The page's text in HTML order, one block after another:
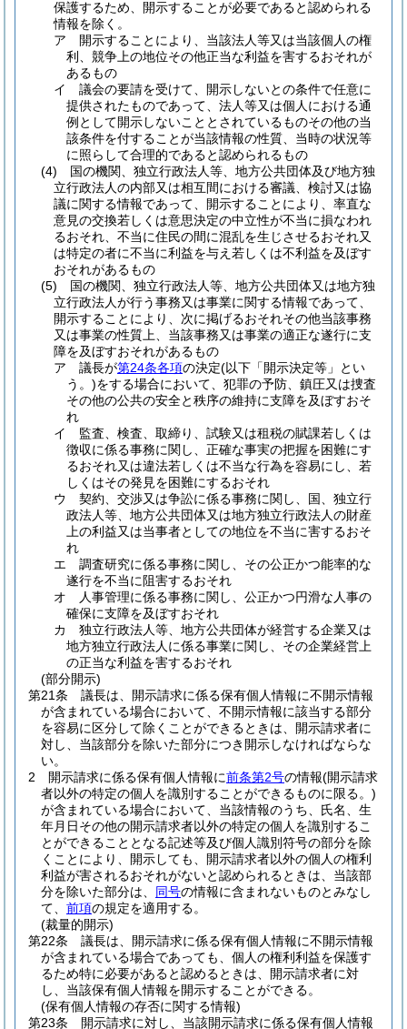
保護するため、開示することが必要であると認められる
情報を除く。
ア
開示することにより、当該法人等又は当該個人の権
利、競争上の地位その他正当な利益を害するおそれが
あるもの
イ
議会の要請を受けて、開示しないとの条件で任意に
提供されたものであって、法人等又は個人における通
例として開示しないこととされているものその他の当
該条件を付することが当該情報の性質、当時の状況等
に照らして合理的であると認められるもの
(4)
国の機関、独立行政法人等、地方公共団体及び地方独
立行政法人の内部又は相互間における審議、検討又は協
議に関する情報であって、開示することにより、率直な
意見の交換若しくは意思決定の中立性が不当に損なわれ
るおそれ、不当に住民の間に混乱を生じさせるおそれ又
は特定の者に不当に利益を与え若しくは不利益を及ぼす
おそれがあるもの
(5)
国の機関、独立行政法人等、地方公共団体又は地方独
立行政法人が行う事務又は事業に関する情報であって、
開示することにより、次に掲げるおそれその他当該事務
又は事業の性質上、当該事務又は事業の適正な遂行に支
障を及ぼすおそれがあるもの
ア
議長が第24条各項の決定(以下「開示決定等」とい
う。)をする場合において、犯罪の予防、鎮圧又は捜査
その他の公共の安全と秩序の維持に支障を及ぼすおそ
れ
イ
監査、検査、取締り、試験又は租税の賦課若しくは
徴収に係る事務に関し、正確な事実の把握を困難にす
るおそれ又は違法若しくは不当な行為を容易にし、若
しくはその発見を困難にするおそれ
ウ
契約、交渉又は争訟に係る事務に関し、国、独立行
政法人等、地方公共団体又は地方独立行政法人の財産
上の利益又は当事者としての地位を不当に害するおそ
れ
エ
調査研究に係る事務に関し、その公正かつ能率的な
遂行を不当に阻害するおそれ
オ
人事管理に係る事務に関し、公正かつ円滑な人事の
確保に支障を及ぼすおそれ
カ
独立行政法人等、地方公共団体が経営する企業又は
地方独立行政法人に係る事業に関し、その企業経営上
の正当な利益を害するおそれ
(部分開示)
第21条
議長は、開示請求に係る保有個人情報に不開示情報
が含まれている場合において、不開示情報に該当する部分
を容易に区分して除くことができるときは、開示請求者に
対し、当該部分を除いた部分につき開示しなければならな
い。
2
開示請求に係る保有個人情報に前条第2号の情報(開示請求
者以外の特定の個人を識別することができるものに限る。)
が含まれている場合において、当該情報のうち、氏名、生
年月日その他の開示請求者以外の特定の個人を識別するこ
とができることとなる記述等及び個人識別符号の部分を除
くことにより、開示しても、開示請求者以外の個人の権利
利益が害されるおそれがないと認められるときは、当該部
分を除いた部分は、 同号の情報に含まれないものとみなし
て、 前項の規定を適用する。
(裁量的開示)
第22条
議長は、開示請求に係る保有個人情報に不開示情報
が含まれている場合であっても、個人の権利利益を保護す
るため特に必要があると認めるときは、開示請求者に対
し、当該保有個人情報を開示することができる。
(保有個人情報の存否に関する情報)
第23条
開示請求に対し、当該開示請求に係る保有個人情報